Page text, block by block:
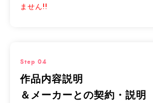
ません!!
Step 04
作品内容説明
＆メーカーとの契約・説明